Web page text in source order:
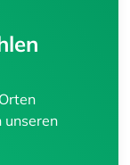
unseren